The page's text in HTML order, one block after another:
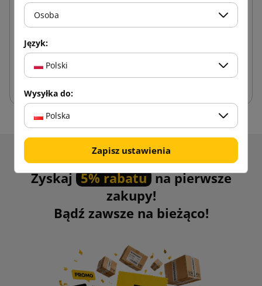
Dodaj do koszyka
Otrzymuj informacje o nowościach i promocjach.
Zyskaj 5% rabatu na pierwsze
zakupy!
Bądź zawsze na bieżąco!
Osoba
Język:
Polski
Wysyłka do:
Polska
Zapisz ustawienia